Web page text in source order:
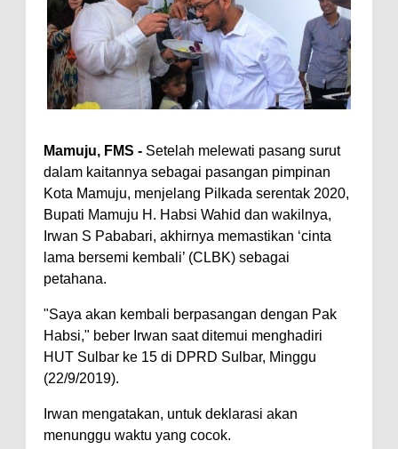
Mamuju, FMS - Setelah melewati pasang surut
dalam kaitannya sebagai pasangan pimpinan
Kota Mamuju, menjelang Pilkada serentak 2020,
Bupati Mamuju H. Habsi Wahid dan wakilnya,
Irwan S Pababari, akhirnya memastikan ‘cinta
lama bersemi kembali’ (CLBK) sebagai
petahana.
"Saya akan kembali berpasangan dengan Pak
Habsi," beber Irwan saat ditemui menghadiri
HUT Sulbar ke 15 di DPRD Sulbar, Minggu
(22/9/2019).
Irwan mengatakan, untuk deklarasi akan
menunggu waktu yang cocok.